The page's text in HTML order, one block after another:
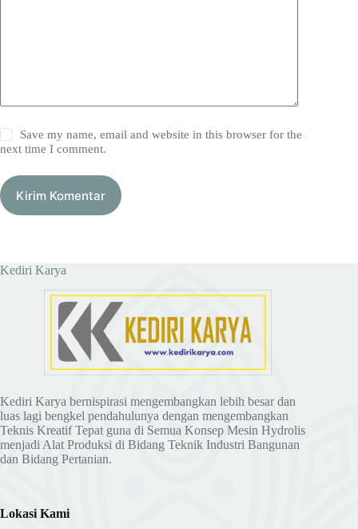
Save my name, email and website in this browser for the
next time I comment.
Kirim Komentar
Kediri Karya
Kediri Karya bernispirasi mengembangkan lebih besar dan
luas lagi bengkel pendahulunya dengan mengembangkan
Teknis Kreatif Tepat guna di Semua Konsep Mesin Hydrolis
menjadi Alat Produksi di Bidang Teknik Industri Bangunan
dan Bidang Pertanian.
Lokasi Kami